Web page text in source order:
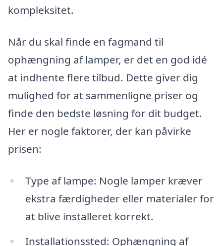
kompleksitet.
Når du skal finde en fagmand til
ophængning af lamper, er det en god idé
at indhente flere tilbud. Dette giver dig
mulighed for at sammenligne priser og
finde den bedste løsning for dit budget.
Her er nogle faktorer, der kan påvirke
prisen:
Type af lampe: Nogle lamper kræver
ekstra færdigheder eller materialer for
at blive installeret korrekt.
Installationssted: Ophængning af